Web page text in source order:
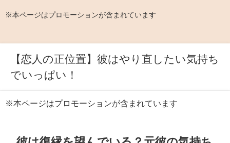
※本ページはプロモーションが含まれています
【恋人の正位置】彼はやり直したい気持ち
でいっぱい！
※本ページはプロモーションが含まれています